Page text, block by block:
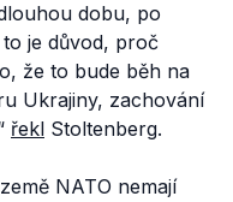
dobu, po
je důvod, proč
že to bude běh na
Ukrajiny, zachování
řekl Stoltenberg.
NATO nemají